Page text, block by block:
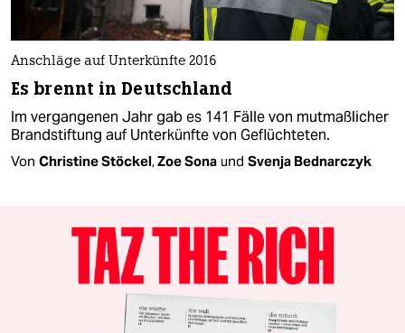
Anschläge auf Unterkünfte 2016
Es brennt in Deutschland
Im vergangenen Jahr gab es 141 Fälle von mutmaßlicher
Brandstiftung auf Unterkünfte von Geflüchteten.
Von Christine Stöckel,Zoe Sona und Svenja Bednarczyk